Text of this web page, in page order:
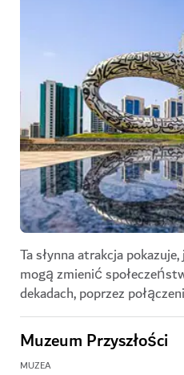
Ta słynna atrakcja
mogą zmienić
dekadach, poprzez
Muzeum Przyszłości
MUZEA